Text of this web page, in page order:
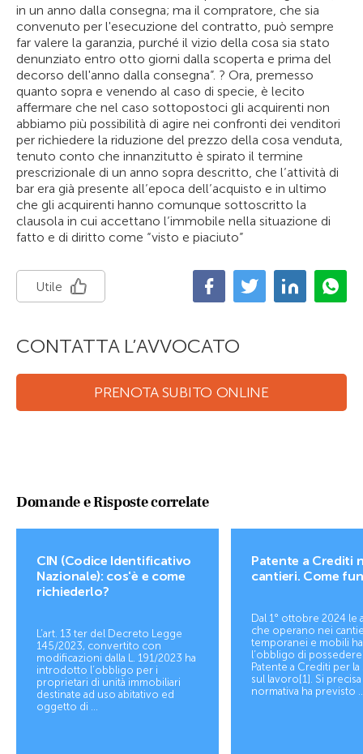
in un anno dalla consegna; ma il compratore, che sia
convenuto per l'esecuzione del contratto, può sempre
far valere la garanzia, purché il vizio della cosa sia stato
denunziato entro otto giorni dalla scoperta e prima del
decorso dell'anno dalla consegna”. ? Ora, premesso
quanto sopra e venendo al caso di specie, è lecito
affermare che nel caso sottopostoci gli acquirenti non
abbiamo più possibilità di agire nei confronti dei venditori
per richiedere la riduzione del prezzo della cosa venduta,
tenuto conto che innanzitutto è spirato il termine
prescrizionale di un anno sopra descritto, che l’attività di
bar era già presente all’epoca dell’acquisto e in ultimo
che gli acquirenti hanno comunque sottoscritto la
clausola in cui accettano l’immobile nella situazione di
fatto e di diritto come “visto e piaciuto”
Utile
CONTATTA L’AVVOCATO
PRENOTA SUBITO ONLINE
Domande e Risposte correlate
CIN (Codice Identificativo
Nazionale): cos'è e come
richiederlo?
L’art. 13 ter del Decreto Legge
145/2023, convertito con
modificazioni dalla L. 191/2023 ha
introdotto l’obbligo per i
proprietari di unità immobiliari
destinate ad uso abitativo ed
oggetto di ...
Patente a Crediti
cantieri. Come
Dal 1° ottobre 2024 le
che operano nei
temporanei e mobili
l’obbligo di
Patente a Crediti per
sul lavoro[1]. Si
normativa ha previsto